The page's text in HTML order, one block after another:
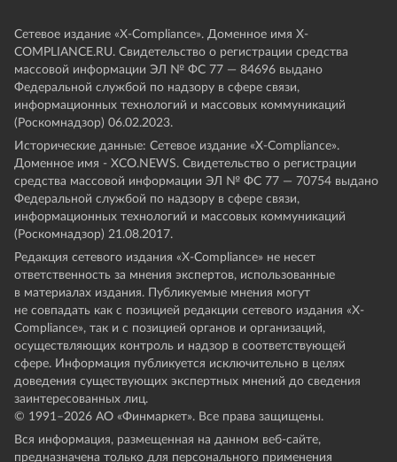
Сетевое издание «Х-Compliance». Доменное имя X-
COMPLIANCE.RU. Свидетельство о регистрации средства
массовой информации ЭЛ № ФС 77 — 84696 выдано
Федеральной службой по надзору в сфере связи,
информационных технологий и массовых коммуникаций
(Роскомнадзор) 06.02.2023.
Исторические данные: Сетевое издание «Х-Compliance».
Доменное имя - XCO.NEWS. Свидетельство о регистрации
средства массовой информации ЭЛ № ФС 77 — 70754 выдано
Федеральной службой по надзору в сфере связи,
информационных технологий и массовых коммуникаций
(Роскомнадзор) 21.08.2017.
Редакция сетевого издания «X-Compliance» не несет
ответственность за мнения экспертов, использованные
в материалах издания. Публикуемые мнения могут
не совпадать как с позицией редакции сетевого издания «X-
Compliance», так и с позицией органов и организаций,
осуществляющих контроль и надзор в соответствующей
сфере. Информация публикуется исключительно в целях
доведения существующих экспертных мнений до сведения
заинтересованных лиц.
© 1991–2026 АО «Финмаркет». Все права защищены.
Вся информация, размещенная на данном веб-сайте,
предназначена только для персонального применения